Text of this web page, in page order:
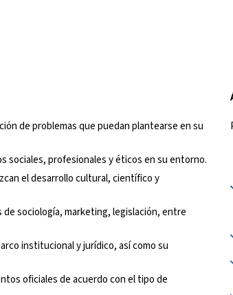
de problemas que puedan plantearse en su
sociales, profesionales y éticos en su entorno.
el desarrollo cultural, científico y
sociología, marketing, legislación, entre
institucional y jurídico, así como su
oficiales de acuerdo con el tipo de